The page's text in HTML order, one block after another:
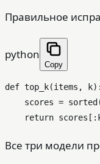
Правильное
python
Copy
def top_k(items, k):
    scores =
sorted
return
Все три модели